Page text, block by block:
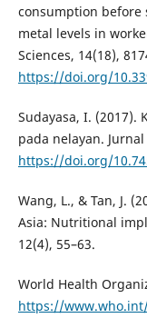
consumption before
metal levels in
Sciences, 14(18),
https://doi.org/
Sudayasa, I. (2017).
pada nelayan.
https://doi.org/
Wang, L., & Tan, J.
Asia: Nutritional
12(4), 55–63.
World Health
https://